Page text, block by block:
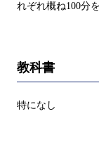
れぞれ概ね100分
教科書
特になし